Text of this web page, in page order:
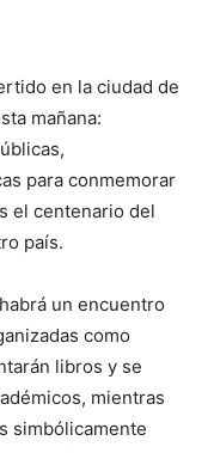
en la ciudad de
mañana:
para conmemorar
el centenario del
país.
un encuentro
como
libros y se
mientras
simbólicamente